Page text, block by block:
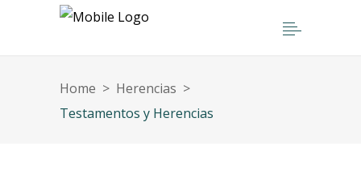
Home > Herencias >
Testamentos y Herencias